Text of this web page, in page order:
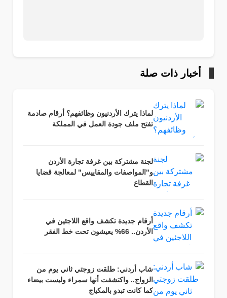
أخبار ذات صلة
لماذا يترك الأردنيون وظائفهم؟ أرقام صادمة
تفتح ملف جودة العمل في المملكة
لجنة مشتركة بين غرفة تجارة الأردن
و"المواصفات والمقاييس" لمعالجة قضايا
القطاع
أرقام جديدة تكشف واقع اللاجئين في
الأردن.. 66% يعيشون تحت خط الفقر
شاب أردني: طلقت زوجتي ثاني يوم من
الزواج.. واكتشفت أنها سمراء وليست بيضاء
كما كانت تبدو بالمكياج